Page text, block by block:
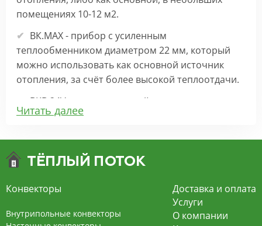
помещениях 10-12 м2.
ВК.МАХ - прибор с усиленным
теплообменником диаметром 22 мм, который
можно использовать как основной источник
отопления, за счёт более высокой теплоотдачи.
ВКВ 24V – внутрипольный конвектор
отопления с вентилятором на 24В подходит для
экономит электроэнергию и бесшумно работает.
конвекцией на 220В. За счет тангенциального
вентилятора создает принудительную
Читать далее
Конвекторы
Внутрипольные конвекторы
Доставка и оплата
Услуги
О компании